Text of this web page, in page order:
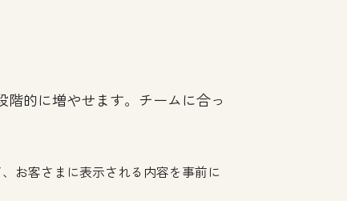
的に増やせます。チームに合っ
お客さまに表示される内容を事前に